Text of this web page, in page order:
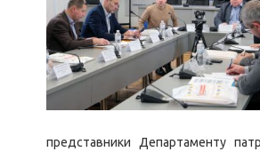
представники Департаменту